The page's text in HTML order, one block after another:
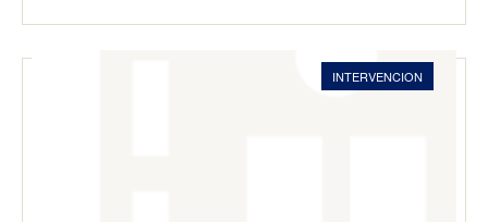
INTERVENCION